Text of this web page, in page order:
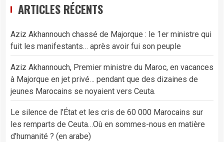
ARTICLES RÉCENTS
Aziz Akhannouch chassé de Majorque : le 1er ministre qui
fuit les manifestants… après avoir fui son peuple
Aziz Akhannouch, Premier ministre du Maroc, en vacances
à Majorque en jet privé… pendant que des dizaines de
jeunes Marocains se noyaient vers Ceuta.
Le silence de l’État et les cris de 60 000 Marocains sur
les remparts de Ceuta…Où en sommes-nous en matière
d’humanité ? (en arabe)